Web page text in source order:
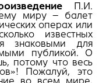
П.И.
миру – балет
операх или
известных
знаковыми для
публикой. О
потому что весь
Пожалуй, это
во всем мире.